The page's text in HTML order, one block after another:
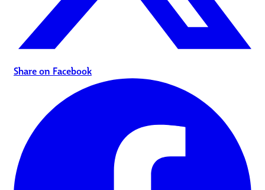
Share on Facebook